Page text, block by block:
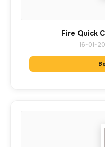
Fire Quick
16-01-